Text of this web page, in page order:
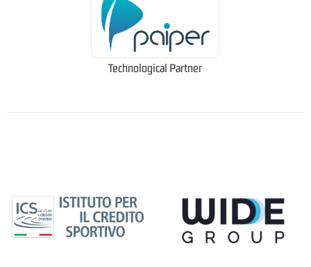
Technological Partner